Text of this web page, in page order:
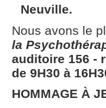
Neuville.
Nous avons le
la
auditoire 156​ ​-
de 9H30 à
HOMMAGE À